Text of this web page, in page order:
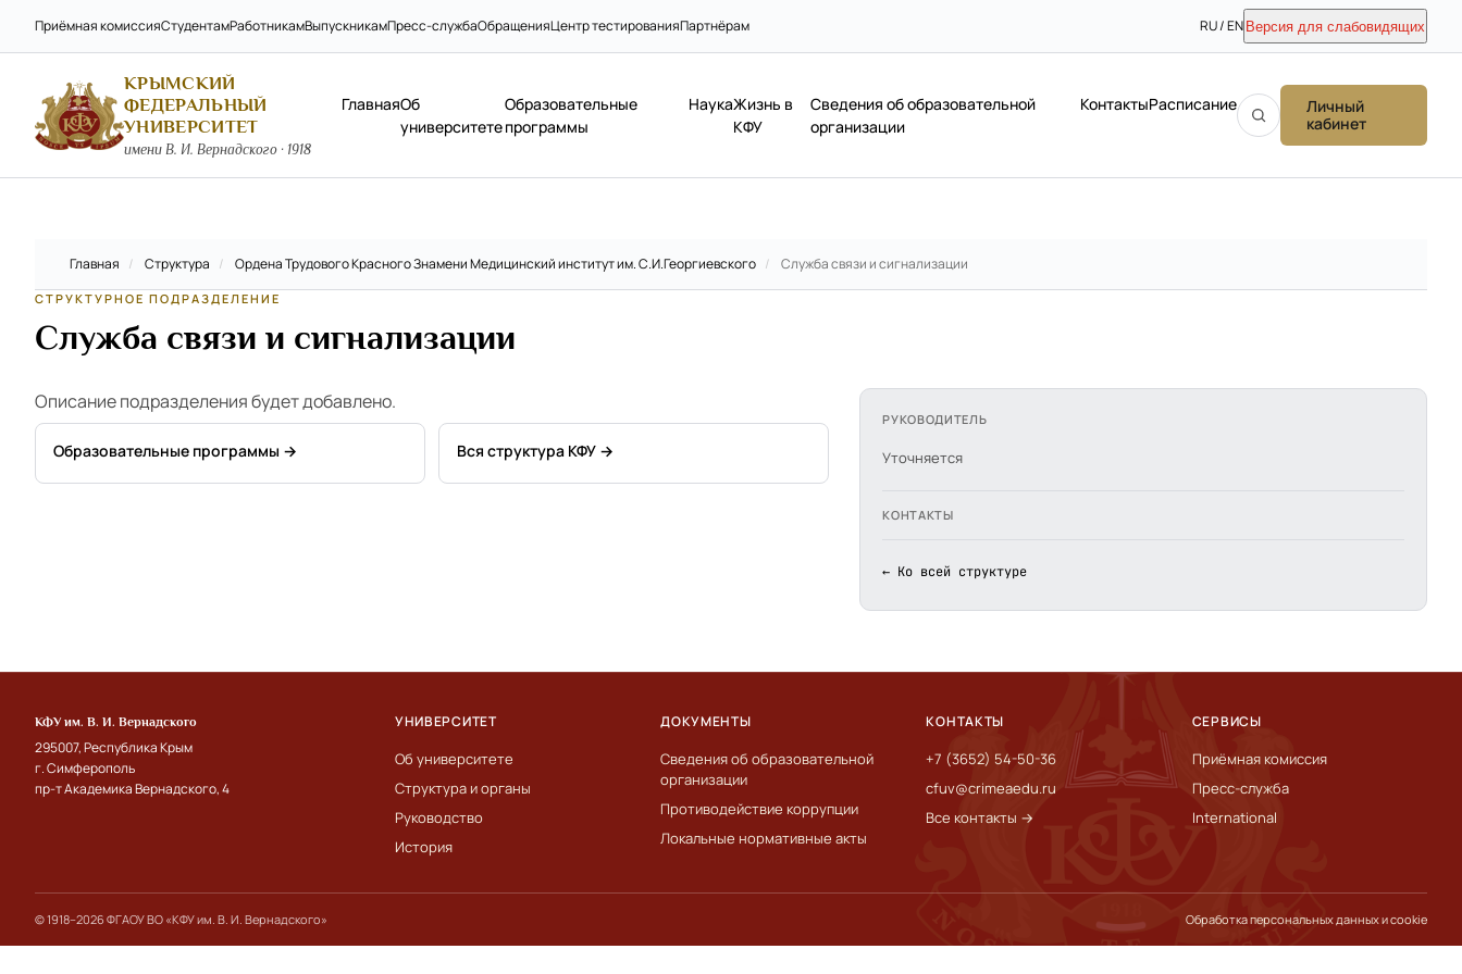
Приёмная комиссияСтудентамРаботникамВыпускникамПресс-службаОбращенияЦентр тестированияПартнёрам RU / EN Версия для слабовидящих
КРЫМСКИЙ
ФЕДЕРАЛЬНЫЙ
УНИВЕРСИТЕТ
имени В. И. Вернадского · 1918
ГлавнаяОб
университете
Образовательные
программы
НаукаЖизнь в
КФУ
Сведения об образовательной
организации
КонтактыРасписание
Личный
кабинет
Главная / Структура / Ордена Трудового Красного Знамени Медицинский институт им. С.И.Георгиевского / Служба связи и сигнализации
СТРУКТУРНОЕ ПОДРАЗДЕЛЕНИЕ
Служба связи и сигнализации
Описание подразделения будет добавлено.
Образовательные программы → Вся структура КФУ →
РУКОВОДИТЕЛЬ
Уточняется
КОНТАКТЫ
← Ко всей структуре
КФУ им. В. И. Вернадского
295007, Республика Крым
г. Симферополь
пр-т Академика Вернадского, 4
УНИВЕРСИТЕТ
Об университете
Структура и органы
Руководство
История
ДОКУМЕНТЫ
Сведения об образовательной
организации
Противодействие коррупции
Локальные нормативные акты
КОНТАКТЫ
+7 (3652) 54-50-36
cfuv@crimeaedu.ru
Все контакты →
СЕРВИСЫ
Приёмная комиссия
Пресс-служба
International
© 1918–2026 ФГАОУ ВО «КФУ им. В. И. Вернадского» Обработка персональных данных и cookie